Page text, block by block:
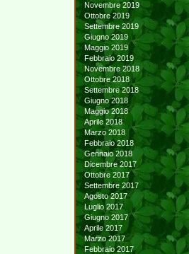
Novembre 2019
Ottobre 2019
Settembre 2019
Giugno 2019
Maggio 2019
Febbraio 2019
Novembre 2018
Ottobre 2018
Settembre 2018
Giugno 2018
Maggio 2018
Aprile 2018
Marzo 2018
Febbraio 2018
Gennaio 2018
Dicembre 2017
Ottobre 2017
Settembre 2017
Agosto 2017
Luglio 2017
Giugno 2017
Aprile 2017
Marzo 2017
Febbraio 2017